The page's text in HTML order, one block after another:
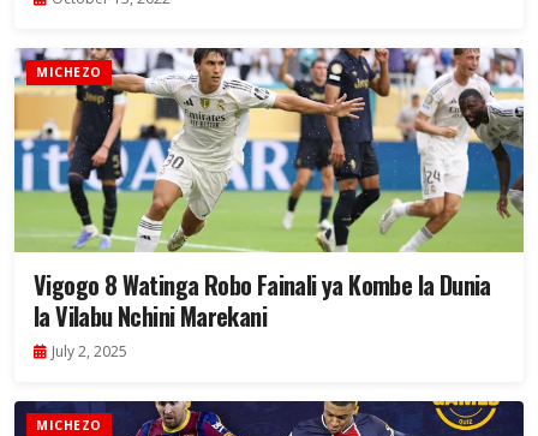
MICHEZO
Vigogo 8 Watinga Robo Fainali ya Kombe la Dunia
la Vilabu Nchini Marekani
July 2, 2025
MICHEZO